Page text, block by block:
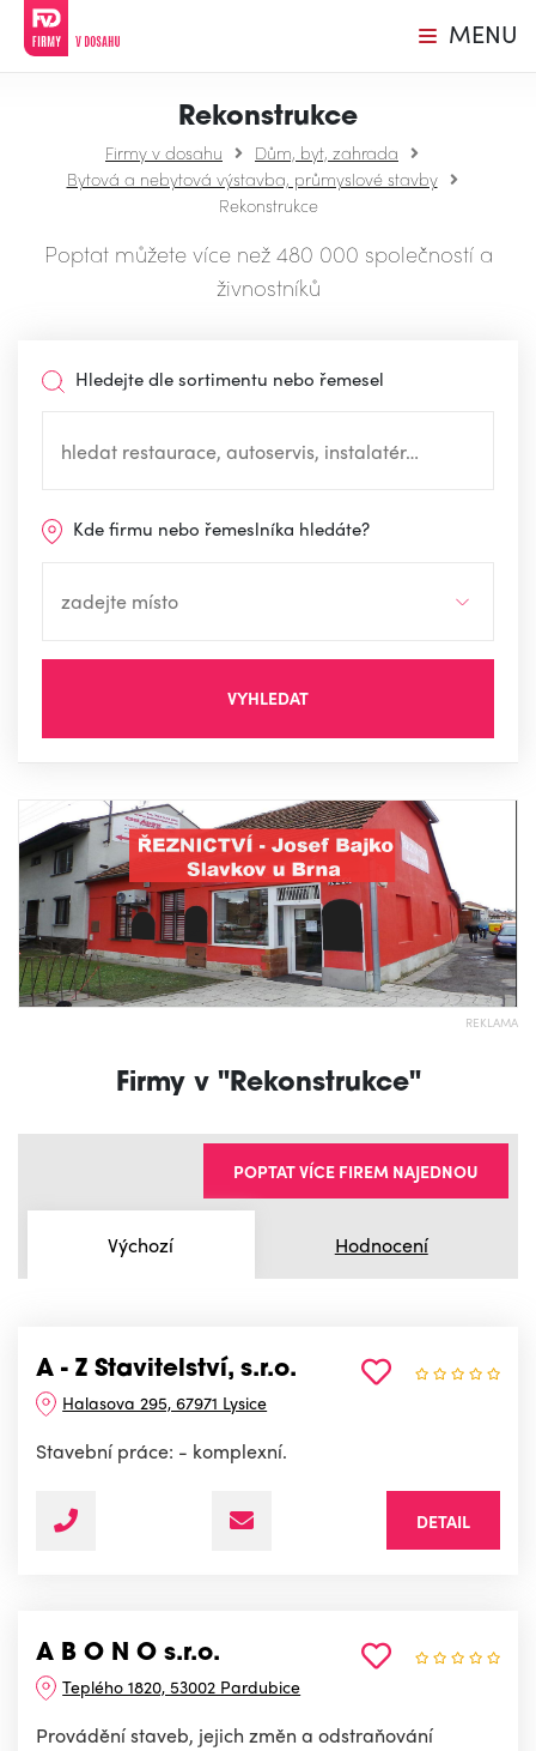
MENU
Rekonstrukce
Firmy v dosahu
Dům, byt, zahrada
Bytová a nebytová výstavba, průmyslové stavby
Rekonstrukce
Poptat můžete více než 480 000 společností a
živnostníků
Hledejte dle sortimentu nebo řemesel
Kde firmu nebo řemeslníka hledáte?
VYHLEDAT
REKLAMA
Firmy v "Rekonstrukce"
Výchozí Hodnocení
POPTAT VÍCE FIREM NAJEDNOU
A - Z Stavitelství, s.r.o.
Halasova 295, 67971 Lysice
Stavební práce: - komplexní.
DETAIL
A B O N O s.r.o.
Teplého 1820, 53002 Pardubice
Provádění staveb, jejich změn a odstraňování